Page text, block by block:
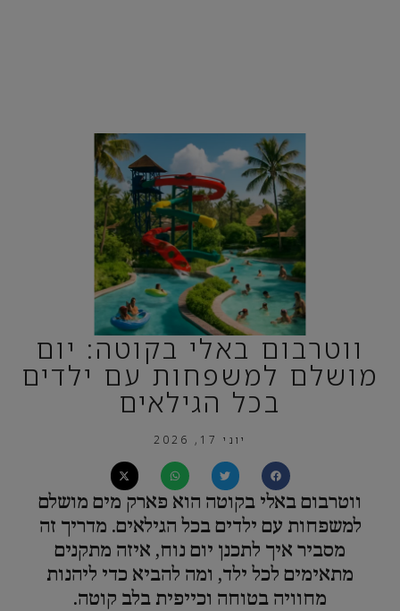
ווטרבום באלי בקוטה: יום
מושלם למשפחות עם ילדים
בכל הגילאים
יוני 17, 2026
ווטרבום באלי בקוטה הוא פארק מים מושלם
למשפחות עם ילדים בכל הגילאים. מדריך זה
מסביר איך לתכנן יום נוח, איזה מתקנים
מתאימים לכל ילד, ומה להביא כדי ליהנות
מחוויה בטוחה וכייפית בלב קוטה.